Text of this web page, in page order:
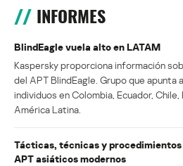
INFORMES
BlindEagle vuela alto en LATAM
Kaspersky proporciona información
del APT BlindEagle. Grupo que apunta
individuos en Colombia, Ecuador,
América Latina.
Tácticas, técnicas y procedimientos
APT asiáticos modernos